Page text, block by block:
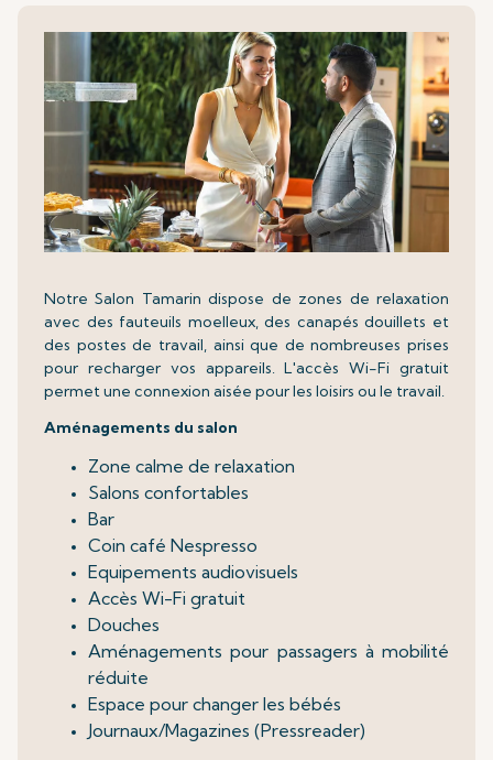
Notre Salon Tamarin dispose de zones de relaxation
avec des fauteuils moelleux, des canapés douillets et
des postes de travail, ainsi que de nombreuses prises
pour recharger vos appareils. L'accès Wi-Fi gratuit
permet une connexion aisée pour les loisirs ou le travail.
Aménagements du salon
Zone calme de relaxation
Salons confortables
Bar
Coin café Nespresso
Equipements audiovisuels
Accès Wi-Fi gratuit
Douches
Aménagements pour passagers à mobilité
réduite
Espace pour changer les bébés
Journaux/Magazines (Pressreader)